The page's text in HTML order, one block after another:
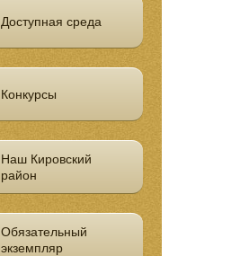
Доступная среда
Конкурсы
Наш Кировский
район
Обязательный
экземпляр